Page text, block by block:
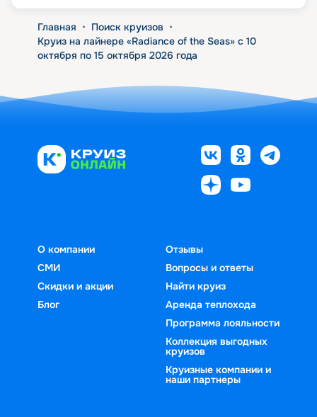
Главная • Поиск круизов •
Круиз на лайнере «Radiance of the Seas» с 10
октября по 15 октября 2026 года
О компании
СМИ
Скидки и акции
Блог
Отзывы
Вопросы и ответы
Найти круиз
Аренда теплохода
Программа лояльности
Коллекция выгодных
круизов
Круизные компании и
наши партнеры